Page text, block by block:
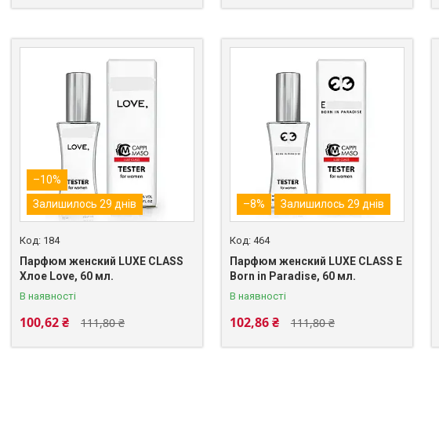
–10%
Залишилось 29 днів
184
Парфюм женский LUXE CLASS
Хлое Love, 60 мл.
В наявності
111,80 ₴
100,62 ₴
–8% Залишилось 29 днів
464
Парфюм женский LUXE CLASS E
Born in Paradise, 60 мл.
В наявності
111,80 ₴
102,86 ₴